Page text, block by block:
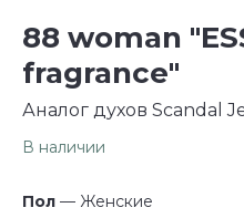
88 woman
fragrance"
Аналог духов Scandal
В наличии
Пол
— Женские